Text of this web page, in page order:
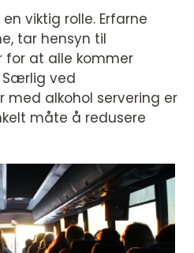
viktig rolle. Erfarne
tar hensyn til
at alle kommer
Særlig ved
med alkohol servering er
måte å redusere